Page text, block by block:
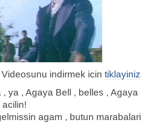
indirmek icin
, ya , Agaya Bell , belles , Agaya
acilin!
agam , butun